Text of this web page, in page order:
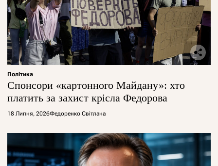
Політика
Спонсори «картонного Майдану»: хто
платить за захист крісла Федорова
18 Липня, 2026Федоренко Світлана